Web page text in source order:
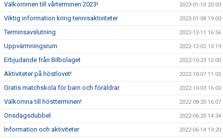
Välkommen till vårterminen 2023! 2023-01-10 20:00
Viktig information kring tennisaktiviteter 2023-01-08 19:00
Terminsavslutning 2022-12-11 16:56
Uppvärmningsrum 2022-12-02 13:19
Erbjudande från Bilbolaget 2022-10-23 12:00
Aktiviteter på höstlovet! 2022-10-07 11:05
Gratis matchskola för barn och föräldrar 2022-10-03 16:00
Välkomna till höstterminen! 2022-08-20 16:07
Onsdagsdubbel 2022-06-20 14:34
Information och aktiviteter 2022-06-14 19:20